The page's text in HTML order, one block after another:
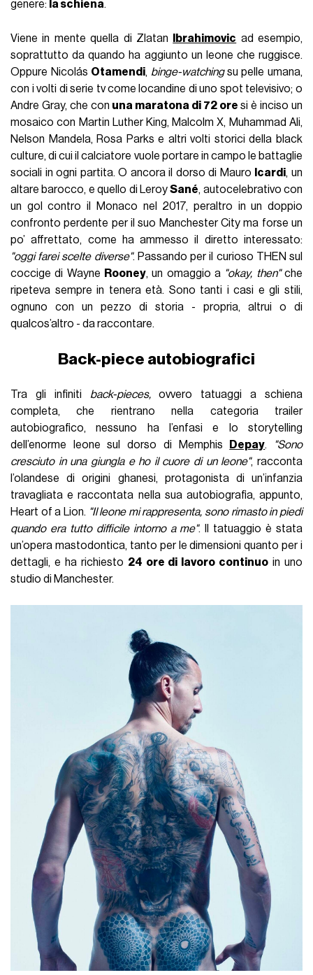
completato il suo dorsale, in cui si stagliano
mitologiche, che sovrastano i ritratti delle figlie. In Italia
nessuno ha dimenticato il suo stile, uno dei più iconici ma
non certo un caso isolato.
Tatuaggi scandinavi
è stato probabilmente il capostipite dei
calciatori tatuati e anche oggi, nonostante siano passati
diversi anni dal suo ritiro ufficiale, resta una figura di
riferimento. Merito anche di un villaggio vichingo che si
sviluppa lungo la sua schiena in cui compare anche la
sagoma di
Holger Danske, figura della mitologia
danese
che siede tra quattro tombe di altrettanti re danesi.
Il quadro è completato da tre teste vichinghe riprodotte
sulla parte inferiore della schiena.
Västerås è invece la città svedese da cui proviene Victor
Lindelof, difensore ex Manchester United, esponente
anche lui della schiena tatuata. Nel suo caso è un insieme di
accanto ad un orologio ed una serie di cartoline,
probabilmente riferimenti a città in cui ha giocato oppure ha
vissuto. A completare la striscia inferiore c’è
si apre per mostrare altri simboli legati alla vita di Lindelof
dato che, come ha spiegato lui stesso, molti dei suoi
tatuaggi hanno un significato personale. Nella parte
superiore della schiena, invece, tre statue romane
poste di fronte a cartine emisferiche.
Leoni, ali e iconografia sacra
L’inchiostro più popolare nel campionato italiano, insieme a
Valentino Russo, è quello di Enzo Brandi, attivo tra gli altri
sulla pelle di De Rossi, Dimarco, Callejon,Calafiori
Candreva e in passato anche di Josè Mourinho. Un altro
universo in cui non mancano i grandi predatori della savana: il
ghepardo in stile iper-realistico di Matteo
Politano
presentato dall’esterno offensivo del Napoli come un
emblema di fame e corsa; e la famiglia - leone, leonessa e
due cuccioli con il mare sullo sfondo - di LorenzoInsigne
leoni sono rintracciabili anche sulle schiene di Lautaro